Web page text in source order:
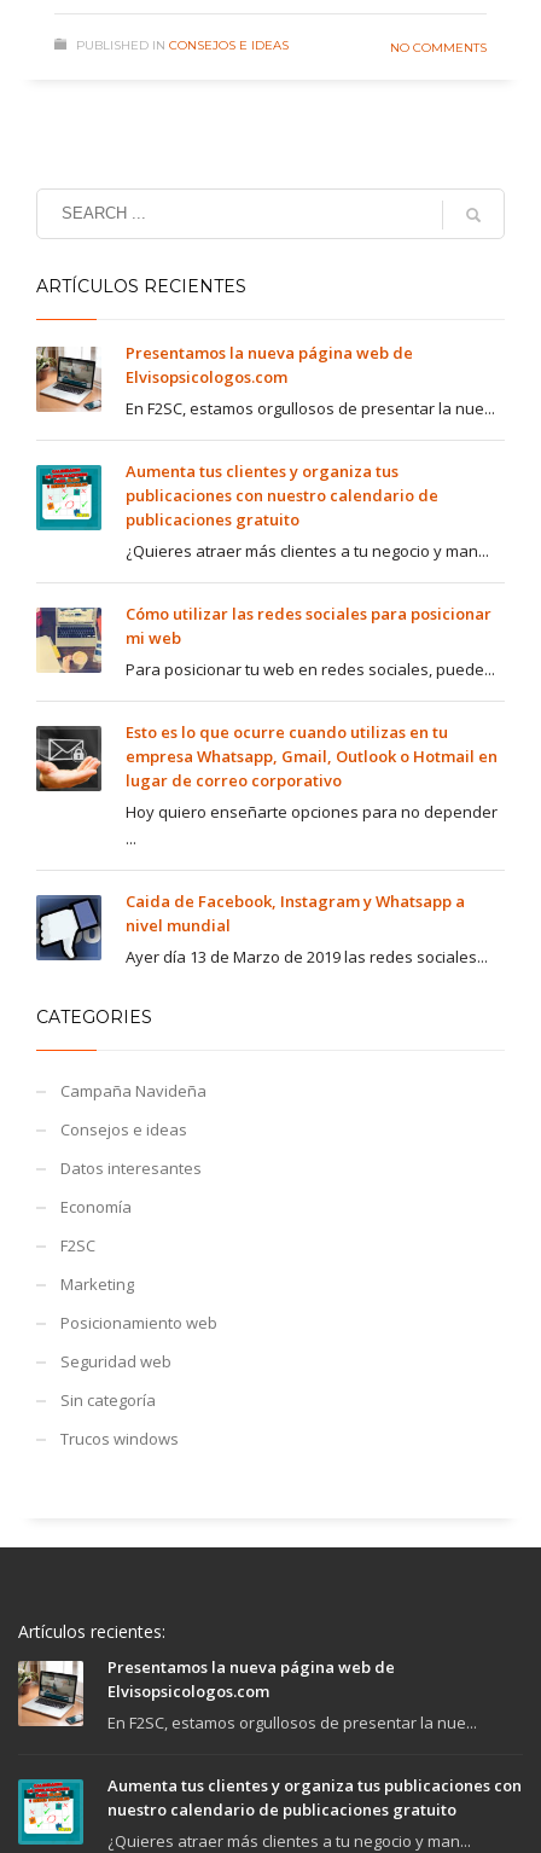
PUBLISHED IN CONSEJOS E IDEAS NO COMMENTS
ARTÍCULOS RECIENTES
Presentamos la nueva página web de
Elvisopsicologos.com
En F2SC, estamos orgullosos de presentar la nue...
Aumenta tus clientes y organiza tus
publicaciones con nuestro calendario de
publicaciones gratuito
¿Quieres atraer más clientes a tu negocio y man...
Cómo utilizar las redes sociales para posicionar
mi web
Para posicionar tu web en redes sociales, puede...
Esto es lo que ocurre cuando utilizas en tu
empresa Whatsapp, Gmail, Outlook o Hotmail en
lugar de correo corporativo
Hoy quiero enseñarte opciones para no depender
...
Caida de Facebook, Instagram y Whatsapp a
nivel mundial
Ayer día 13 de Marzo de 2019 las redes sociales...
CATEGORIES
Campaña Navideña
Consejos e ideas
Datos interesantes
Economía
F2SC
Marketing
Posicionamiento web
Seguridad web
Sin categoría
Trucos windows
Artículos recientes:
Presentamos la nueva página web de
Elvisopsicologos.com
En F2SC, estamos orgullosos de presentar la nue...
Aumenta tus clientes y organiza tus publicaciones con
nuestro calendario de publicaciones gratuito
¿Quieres atraer más clientes a tu negocio y man...